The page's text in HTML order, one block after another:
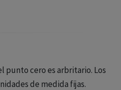
punto cero es arbritario. Los
de medida fijas.